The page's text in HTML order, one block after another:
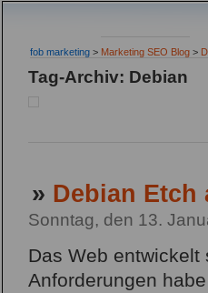
fob marketing > Marketing SEO Blog >
Tag-Archiv: Debian
» Debian Etch
Sonntag, den 13.
Das Web
Anforderungen